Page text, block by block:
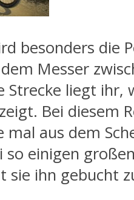
besonders die
Messer
Strecke liegt ihr,
Bei diesem
mal aus dem
so einigen
sie ihn gebucht